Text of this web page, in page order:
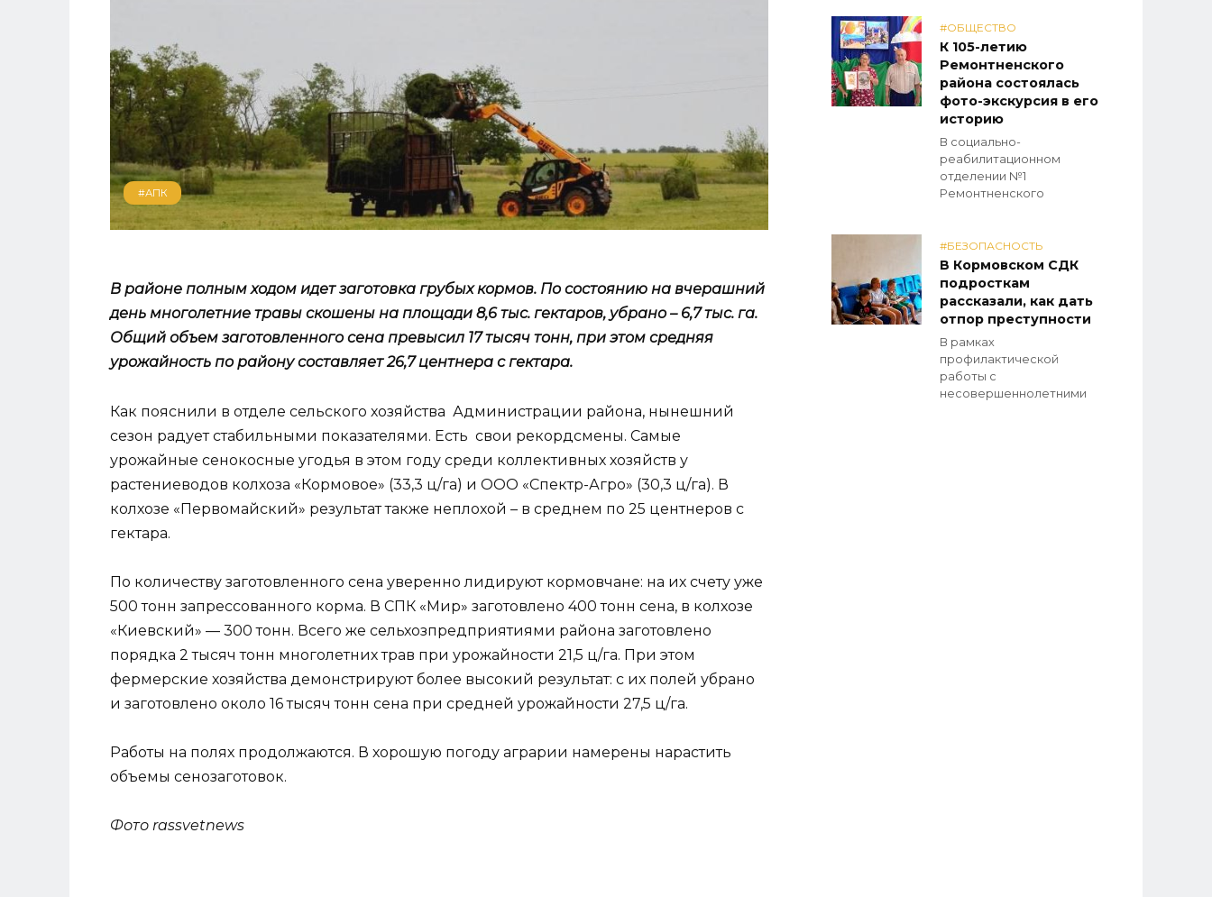
#АПК
В районе полным ходом идет заготовка грубых кормов. По состоянию на вчерашний
день многолетние травы скошены на площади 8,6 тыс. гектаров, убрано – 6,7 тыс. га.
Общий объем заготовленного сена превысил 17 тысяч тонн, при этом средняя
урожайность по району составляет 26,7 центнера с гектара.
Как пояснили в отделе сельского хозяйства Администрации района, нынешний
сезон радует стабильными показателями. Есть свои рекордсмены. Самые
урожайные сенокосные угодья в этом году среди коллективных хозяйств у
растениеводов колхоза «Кормовое» (33,3 ц/га) и ООО «Спектр-Агро» (30,3 ц/га). В
колхозе «Первомайский» результат также неплохой – в среднем по 25 центнеров с
гектара.
По количеству заготовленного сена уверенно лидируют кормовчане: на их счету уже
500 тонн запрессованного корма. В СПК «Мир» заготовлено 400 тонн сена, в колхозе
«Киевский» — 300 тонн. Всего же сельхозпредприятиями района заготовлено
порядка 2 тысяч тонн многолетних трав при урожайности 21,5 ц/га. При этом
фермерские хозяйства демонстрируют более высокий результат: с их полей убрано
и заготовлено около 16 тысяч тонн сена при средней урожайности 27,5 ц/га.
Работы на полях продолжаются. В хорошую погоду аграрии намерены нарастить
объемы сенозаготовок.
Фото rassvetnews
#ОБЩЕСТВО
К 105-летию
Ремонтненского
района состоялась
фото-экскурсия в его
историю
В социально-
реабилитационном
отделении №1
Ремонтненского
#БЕЗОПАСНОСТЬ
В Кормовском СДК
подросткам
рассказали, как дать
отпор преступности
В рамках
профилактической
работы с
несовершеннолетними